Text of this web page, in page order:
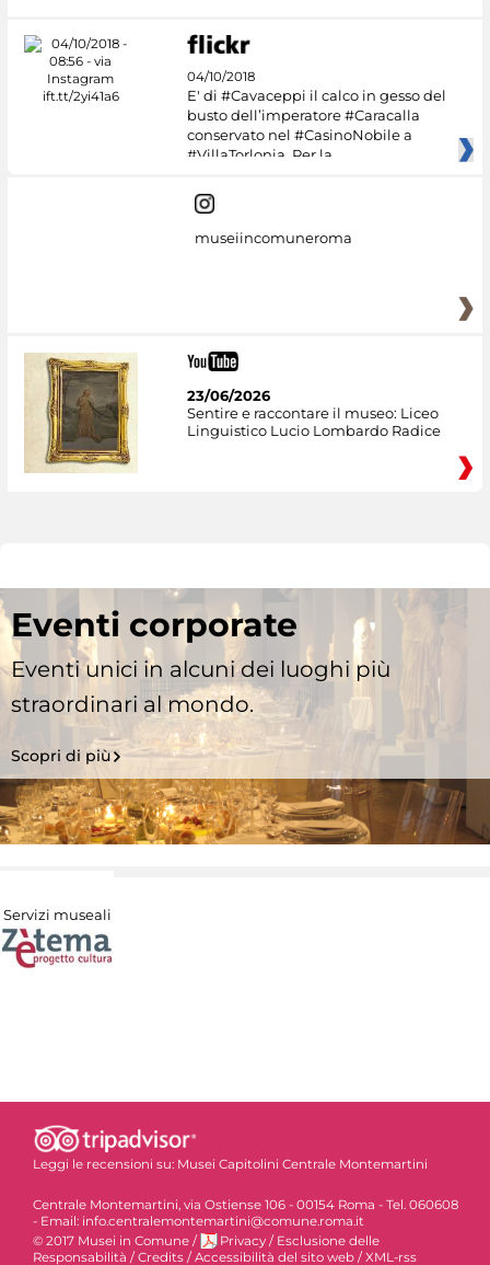
04/10/2018
E' di #Cavaceppi il calco in gesso del
busto dell’imperatore #Caracalla
conservato nel #CasinoNobile a
#VillaTorlonia. Per la
museiincomuneroma
23/06/2026
Sentire e raccontare il museo: Liceo
Linguistico Lucio Lombardo Radice
Eventi corporate
Eventi unici in alcuni dei luoghi più
straordinari al mondo.
Scopri di più
Servizi museali
Leggi le recensioni su: Musei Capitolini Centrale Montemartini
Centrale Montemartini, via Ostiense 106 - 00154 Roma - Tel. 060608
- Email: info.centralemontemartini@comune.roma.it
© 2017 Musei in Comune / Privacy / Esclusione delle
Responsabilità / Credits / Accessibilità del sito web / XML-rss